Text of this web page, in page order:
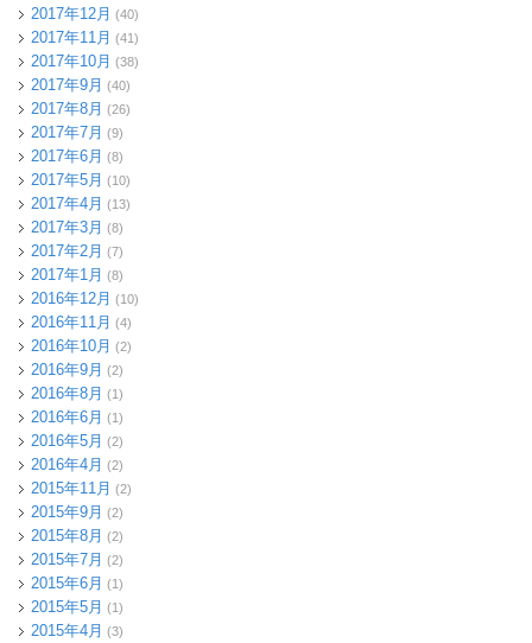
2017年12月 (40)
2017年11月 (41)
2017年10月 (38)
2017年9月 (40)
2017年8月 (26)
2017年7月 (9)
2017年6月 (8)
2017年5月 (10)
2017年4月 (13)
2017年3月 (8)
2017年2月 (7)
2017年1月 (8)
2016年12月 (10)
2016年11月 (4)
2016年10月 (2)
2016年9月 (2)
2016年8月 (1)
2016年6月 (1)
2016年5月 (2)
2016年4月 (2)
2015年11月 (2)
2015年9月 (2)
2015年8月 (2)
2015年7月 (2)
2015年6月 (1)
2015年5月 (1)
2015年4月 (3)